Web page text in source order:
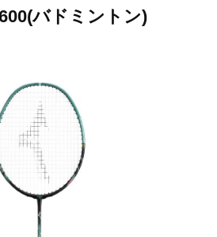
ルウエア
ットサル
バドミントン)